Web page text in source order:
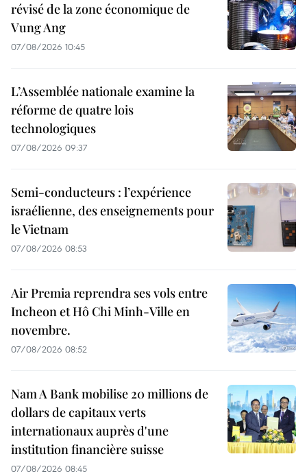
révisé de la zone économique de
Vung Ang
07/08/2026 10:45
L’Assemblée nationale examine la
réforme de quatre lois
technologiques
07/08/2026 09:37
Semi-conducteurs : l’expérience
israélienne, des enseignements pour
le Vietnam
07/08/2026 08:53
Air Premia reprendra ses vols entre
Incheon et Hô Chi Minh-Ville en
novembre.
07/08/2026 08:52
Nam A Bank mobilise 20 millions de
dollars de capitaux verts
internationaux auprès d'une
institution financière suisse
07/08/2026 08:45